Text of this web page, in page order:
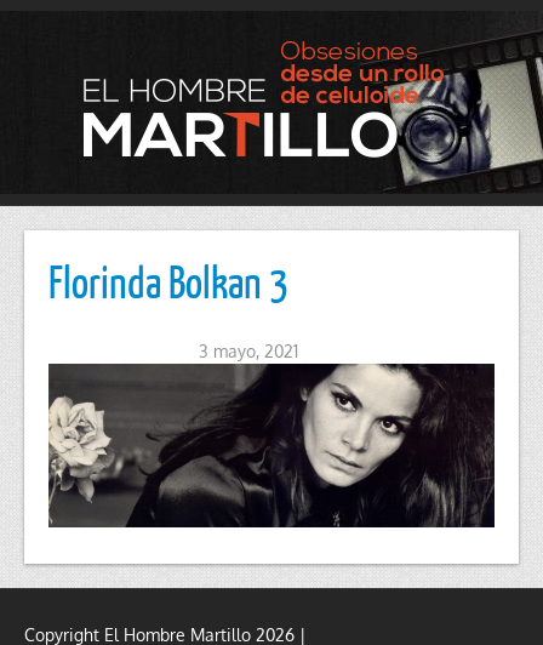
Florinda Bolkan 3
3 mayo, 2021
Copyright El Hombre Martillo 2026 |